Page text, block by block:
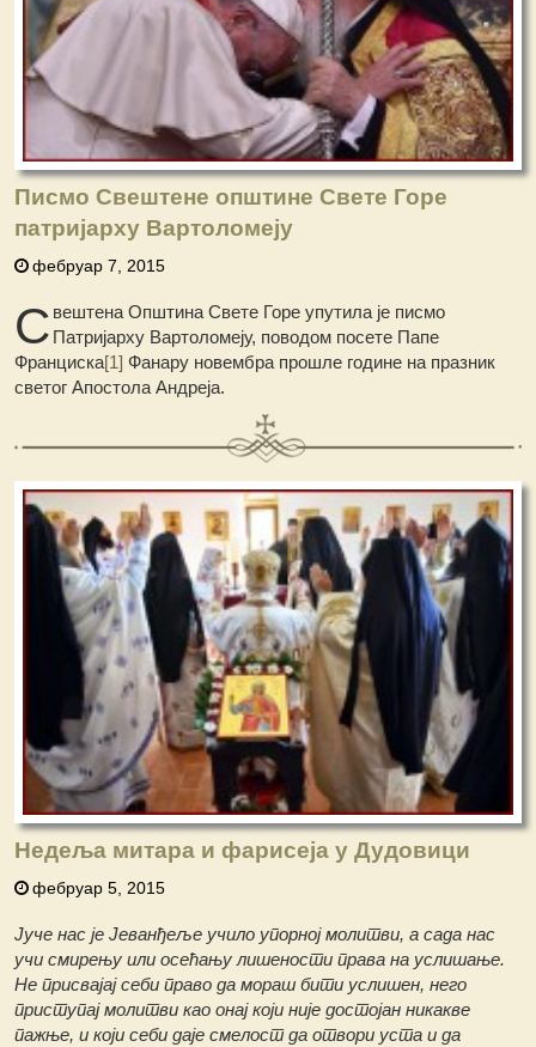
Писмо Свештене општине Свете Горе
патријарху Вартоломеју
фебруар 7, 2015
С вештена Општина Свете Горе упутила је писмо
Патријарху Вартоломеју, поводом посете Папе
Франциска[1] Фанару новембра прошле године на празник
светог Апостола Андреја.
Недеља митара и фарисеја у Дудовици
фебруар 5, 2015
Јуче нас је Јеванђеље учило упорној молитви, а сада нас
учи смирењу или осећању лишености права на услишање.
Не присвајај себи право да мораш бити услишен, него
приступај молитви као онај који није достојан никакве
пажње, и који себи даје смелост да отвори уста и да